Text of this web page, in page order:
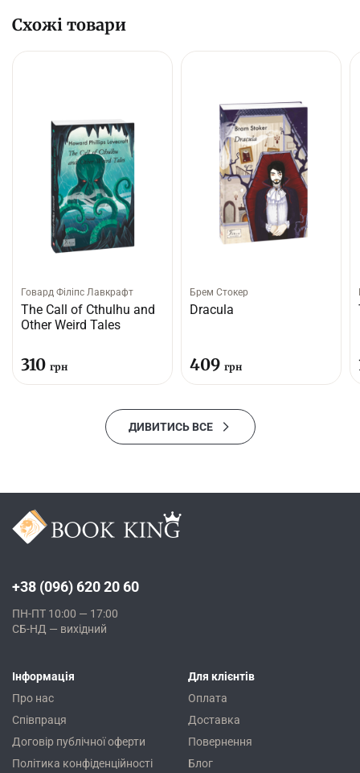
Схожі товари
Говард Філіпс Лавкрафт
The Call of Cthulhu and
Other Weird Tales
310 грн
Брем Стокер
Dracula
409 грн
ДИВИТИСЬ ВСЕ
+38 (096) 620 20 60
ПН-ПТ 10:00 — 17:00
СБ-НД — вихідний
Інформація
Про нас
Співпраця
Договір публічної оферти
Політика конфіденційності
Для клієнтів
Оплата
Доставка
Повернення
Блог